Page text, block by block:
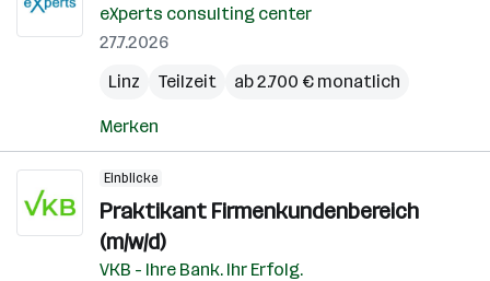
eXperts consulting center
27.7.2026
Linz
Teilzeit ab 2.700 € monatlich
Merken
Einblicke
Praktikant Firmenkundenbereich
(m/w/d)
VKB - Ihre Bank. Ihr Erfolg.